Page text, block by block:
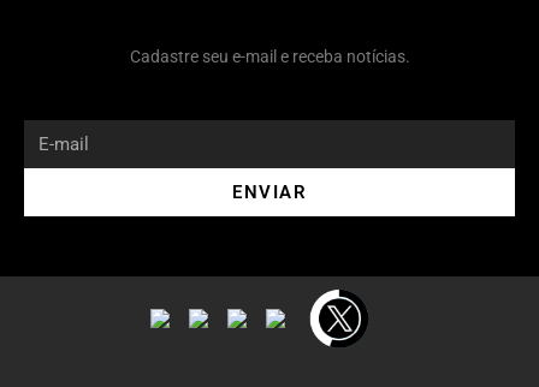
Cadastre seu e-mail e receba notícias.
ENVIAR